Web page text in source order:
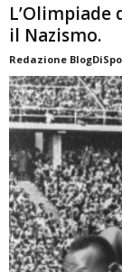
L’Olimpiade
il Nazismo.
Redazione